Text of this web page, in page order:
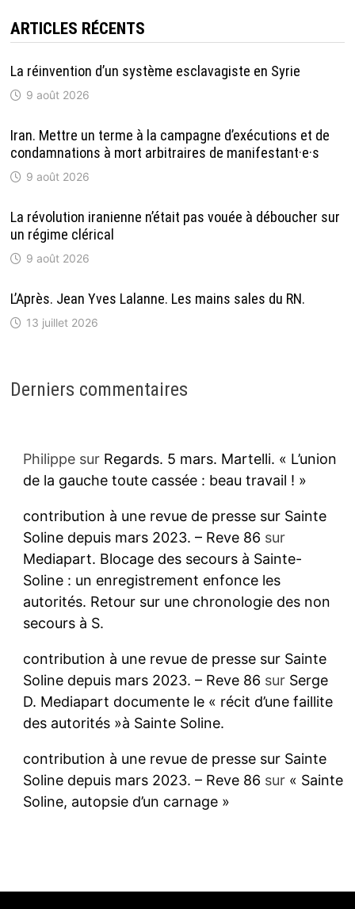
ARTICLES RÉCENTS
La réinvention d’un système esclavagiste en Syrie
9 août 2026
Iran. Mettre un terme à la campagne d’exécutions et de
condamnations à mort arbitraires de manifestant·e·s
9 août 2026
La révolution iranienne n’était pas vouée à déboucher sur
un régime clérical
9 août 2026
L’Après. Jean Yves Lalanne. Les mains sales du RN.
13 juillet 2026
Derniers commentaires
Philippesur Regards. 5 mars. Martelli. « L’union
de la gauche toute cassée : beau travail ! »
contribution à une revue de presse sur Sainte
Soline depuis mars 2023. – Reve 86 sur
Mediapart. Blocage des secours à Sainte-
Soline : un enregistrement enfonce les
autorités. Retour sur une chronologie des non
secours à S.
contribution à une revue de presse sur Sainte
Soline depuis mars 2023. – Reve 86 sur Serge
D. Mediapart documente le « récit d’une faillite
des autorités »à Sainte Soline.
contribution à une revue de presse sur Sainte
Soline depuis mars 2023. – Reve 86 sur « Sainte
Soline, autopsie d’un carnage »